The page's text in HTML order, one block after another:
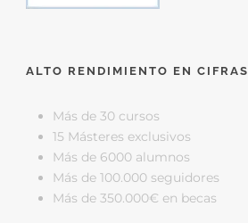
ALTO RENDIMIENTO EN CIFRAS
Más de 30 cursos
15 Másteres exclusivos
Más de 6000 alumnos
Más de 100.000 seguidores
Más de 350.000€ en becas